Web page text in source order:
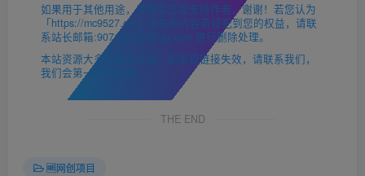
如果用于其他用途，请购买正版支持作者，谢谢！若您认为
「https://mc9527.cn/」发布的内容若侵犯到您的权益，请联
系站长邮箱:907146180@qq.com 进行删除处理。
本站资源大多存储在云盘，如发现链接失效，请联系我们，
我们会第一时间更新。
THE END
🆓网创项目